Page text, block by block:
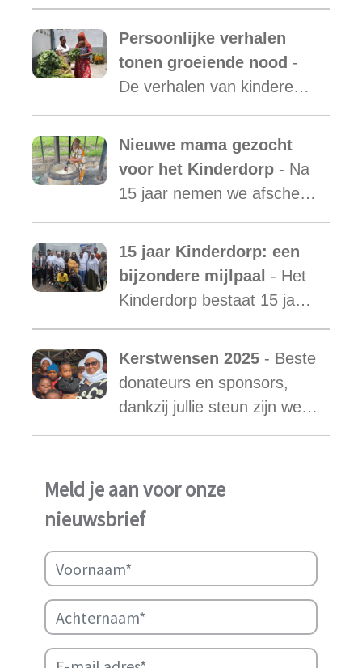
met daarin opgenomen het
verslag van de activiteiten
van Malaika Kids Tanzania
is uit.
Persoonlijke verhalen
tonen groeiende nood -
De verhalen van kinderen
laten zien hoe essentieel
onze ondersteuning is,
terwijl de vraag blijft
toenemen.
Nieuwe mama gezocht
voor het Kinderdorp - Na
15 jaar nemen we afscheid
van Mama Ester. We
starten de zoektocht naar
een nieuwe mama met een
warm hart voor onze
15 jaar Kinderdorp: een
bijzondere mijlpaal - Het
Kinderdorp bestaat 15 jaar
en groeide uit tot een plek
waar honderden kinderen
een stabiele toekomst
vonden.
Kerstwensen 2025 - Beste
donateurs en sponsors,
dankzij jullie steun zijn we
ook in het afgelopen jaar
ondersteunen.
Meld je aan voor onze
nieuwsbrief